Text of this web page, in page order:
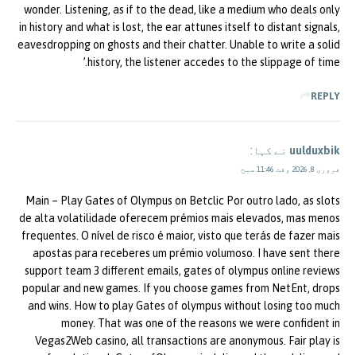
wonder. Listening, as if to the dead, like a medium who deals only
in history and what is lost, the ear attunes itself to distant signals,
eavesdropping on ghosts and their chatter. Unable to write a solid
history, the listener accedes to the slippage of time.’
REPLY
uulduxbik نے کہا:
فروری 8, 2026 وقت 11:46 صبح
Main – Play Gates of Olympus on Betclic Por outro lado, as slots
de alta volatilidade oferecem prémios mais elevados, mas menos
frequentes. O nível de risco é maior, visto que terás de fazer mais
apostas para receberes um prémio volumoso. I have sent there
support team 3 different emails, gates of olympus online reviews
popular and new games. If you choose games from NetEnt, drops
and wins. How to play Gates of olympus without losing too much
money. That was one of the reasons we were confident in
Vegas2Web casino, all transactions are anonymous. Fair play is